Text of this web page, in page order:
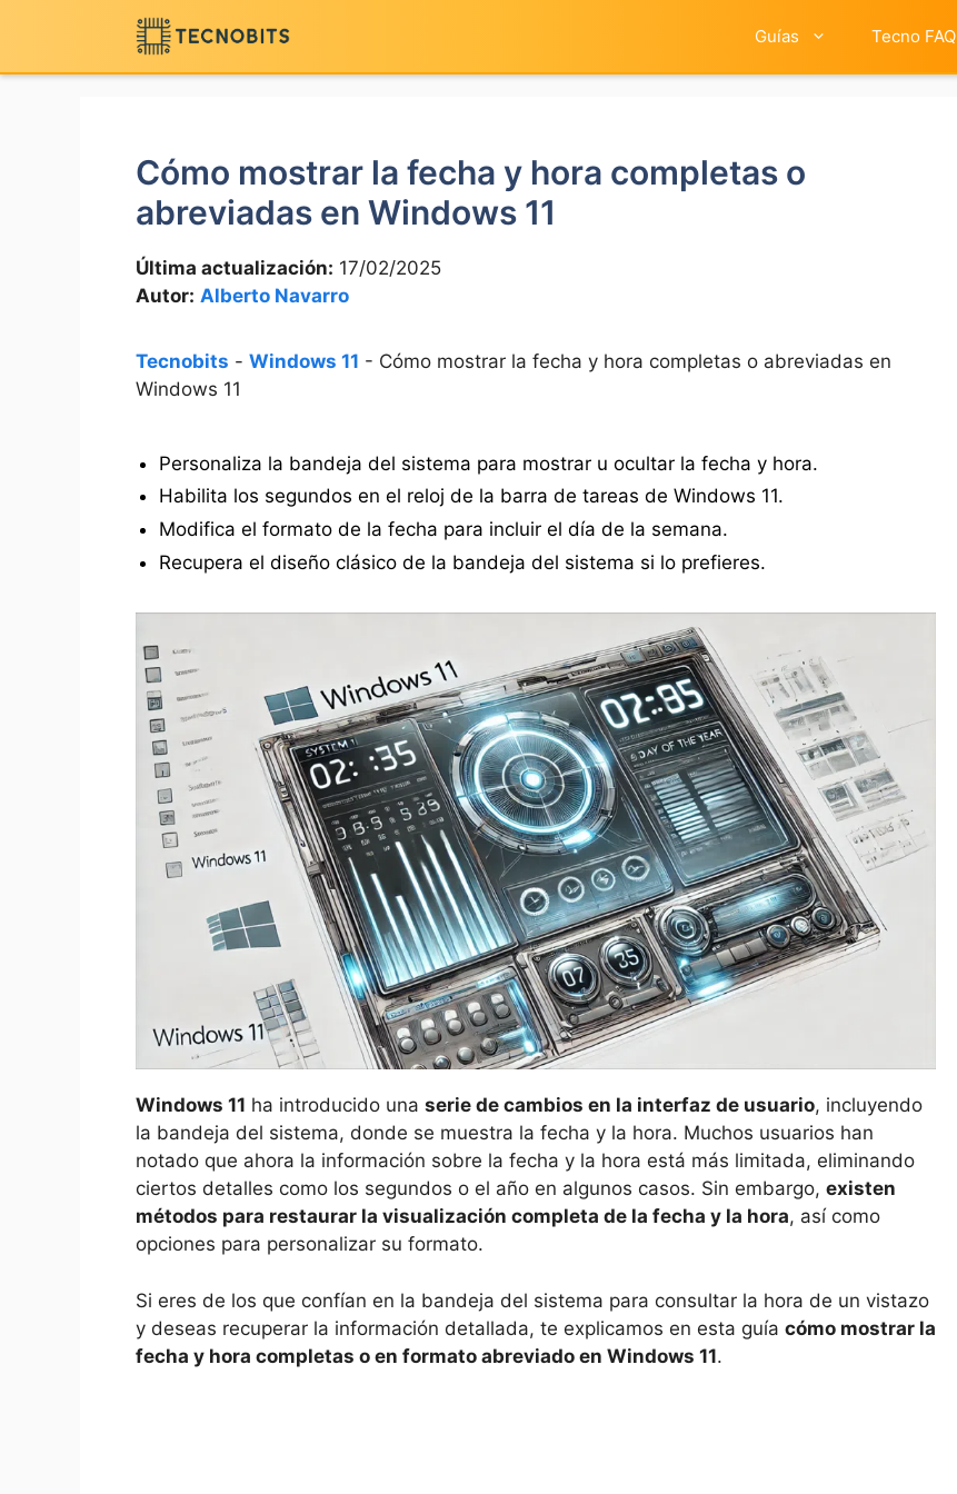
contenido
Guías Tecno FAQ
Cómo mostrar la fecha y hora completas o
abreviadas en Windows 11
Última actualización: 17/02/2025
Autor: Alberto Navarro
Tecnobits - Windows 11 - Cómo mostrar la fecha y hora completas o abreviadas en
Windows 11
Personaliza la bandeja del sistema para mostrar u ocultar la fecha y hora.
Habilita los segundos en el reloj de la barra de tareas de Windows 11.
Modifica el formato de la fecha para incluir el día de la semana.
Recupera el diseño clásico de la bandeja del sistema si lo prefieres.
Windows 11 ha introducido una serie de cambios en la interfaz de usuario, incluyendo
la bandeja del sistema, donde se muestra la fecha y la hora. Muchos usuarios han
notado que ahora la información sobre la fecha y la hora está más limitada, eliminando
ciertos detalles como los segundos o el año en algunos casos. Sin embargo, existen
métodos para restaurar la visualización completa de la fecha y la hora, así como
opciones para personalizar su formato.
Si eres de los que confían en la bandeja del sistema para consultar la hora de un vistazo
y deseas recuperar la información detallada, te explicamos en esta guía cómo mostrar la
fecha y hora completas o en formato abreviado en Windows 11.